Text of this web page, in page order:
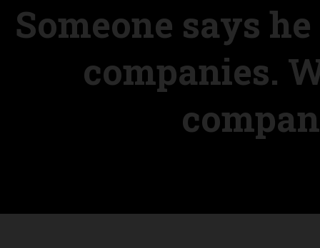
Someone says
companies.